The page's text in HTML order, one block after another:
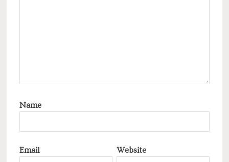
Name
Email Website